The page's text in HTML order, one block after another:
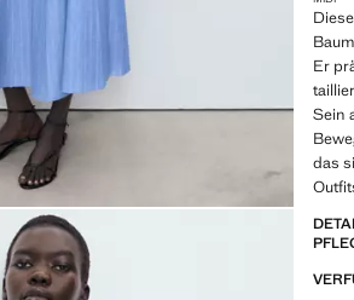
Er
Sein
das